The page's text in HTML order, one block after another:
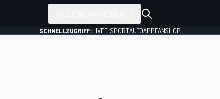
SCHNELLZUGRIFF:LIVEE-SPORTAUTOAPPFANSHOP